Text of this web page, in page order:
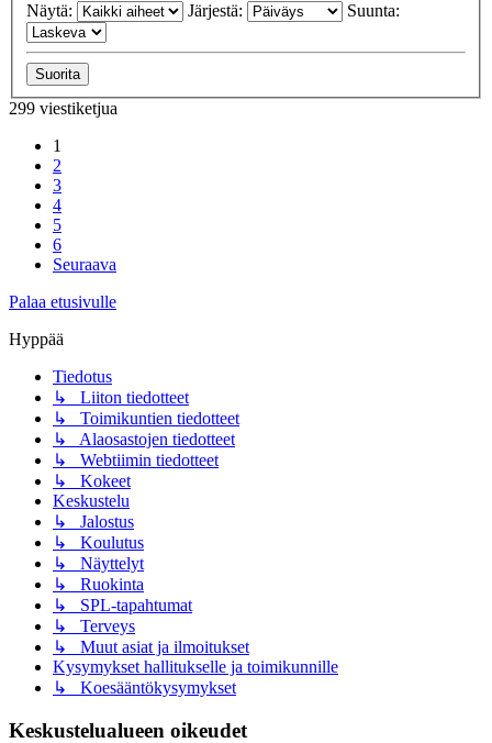
Näytä:
Järjestä: Suunta:
299 viestiketjua
1
2
3
4
5
6
Seuraava
Palaa etusivulle
Hyppää
Tiedotus
↳ Liiton tiedotteet
↳ Toimikuntien tiedotteet
↳ Alaosastojen tiedotteet
↳ Webtiimin tiedotteet
↳ Kokeet
Keskustelu
↳ Jalostus
↳ Koulutus
↳ Näyttelyt
↳ Ruokinta
↳ SPL-tapahtumat
↳ Terveys
↳ Muut asiat ja ilmoitukset
Kysymykset hallitukselle ja toimikunnille
↳ Koesääntökysymykset
Keskustelualueen oikeudet